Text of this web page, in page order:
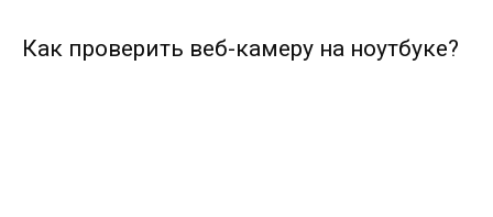
Как проверить веб-камеру на ноутбуке?